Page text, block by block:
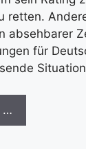
retten.
absehbarer
für
…